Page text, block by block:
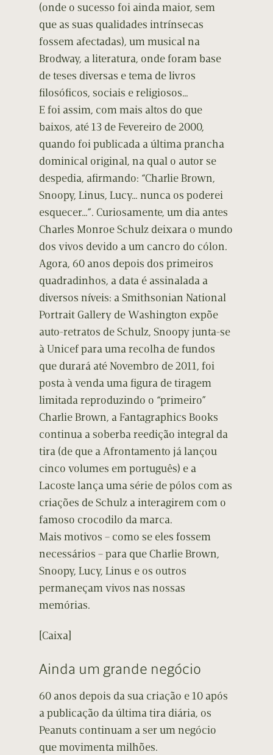
(onde o sucesso foi ainda maior, sem
que as suas qualidades intrínsecas
fossem afectadas), um musical na
Brodway, a literatura, onde foram base
de teses diversas e tema de livros
filosóficos, sociais e religiosos…
E foi assim, com mais altos do que
baixos, até 13 de Fevereiro de 2000,
quando foi publicada a última prancha
dominical original, na qual o autor se
despedia, afirmando: “Charlie Brown,
Snoopy, Linus, Lucy… nunca os poderei
esquecer…”. Curiosamente, um dia antes
Charles Monroe Schulz deixara o mundo
dos vivos devido a um cancro do cólon.
Agora, 60 anos depois dos primeiros
quadradinhos, a data é assinalada a
diversos níveis: a Smithsonian National
Portrait Gallery de Washington expõe
auto-retratos de Schulz, Snoopy junta-se
à Unicef para uma recolha de fundos
que durará até Novembro de 2011, foi
posta à venda uma figura de tiragem
limitada reproduzindo o “primeiro”
Charlie Brown, a Fantagraphics Books
continua a soberba reedição integral da
tira (de que a Afrontamento já lançou
cinco volumes em português) e a
Lacoste lança uma série de pólos com as
criações de Schulz a interagirem com o
famoso crocodilo da marca.
Mais motivos – como se eles fossem
necessários – para que Charlie Brown,
Snoopy, Lucy, Linus e os outros
permaneçam vivos nas nossas
memórias.
[Caixa]
Ainda um grande negócio
60 anos depois da sua criação e 10 após
a publicação da última tira diária, os
Peanuts continuam a ser um negócio
que movimenta milhões.